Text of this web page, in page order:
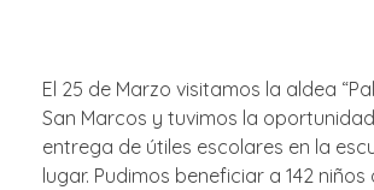
El 25 de Marzo visitamos la aldea
San Marcos y tuvimos la
entrega de útiles escolares en la
lugar. Pudimos beneficiar a 142